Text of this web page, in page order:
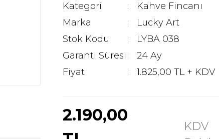
Kategori
Kahve Fincanı
Marka
Lucky Art
Stok Kodu
LYBA 038
Garanti Süresi
24 Ay
Fiyat
1.825,00 TL + KDV
2.190,00
KDV